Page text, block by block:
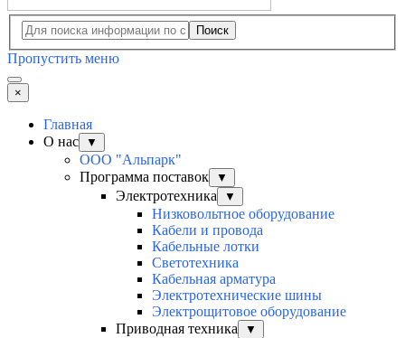
Поиск
Пропустить меню
×
Главная
О нас
▼
ООО "Альпарк"
Программа поставок
▼
Электротехника ▼
Низковольтное оборудование
Кабели и провода
Кабельные лотки
Светотехника
Кабельная арматура
Электротехнические шины
Электрощитовое оборудование
Приводная техника
▼